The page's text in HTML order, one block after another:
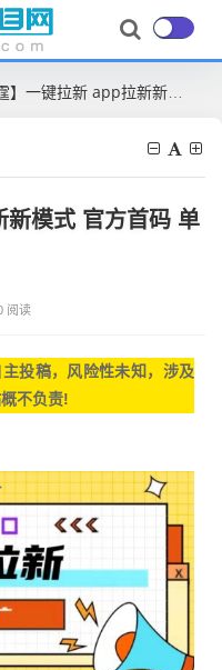
键拉新 app拉新新模式 官方首码 单号轻松破百
新模式 官方首码 单
阅读
投稿， 风险性未知，涉及
不负责!